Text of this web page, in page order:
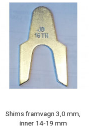
Shims framvagn 3,0 mm,
inner 14-19 mm